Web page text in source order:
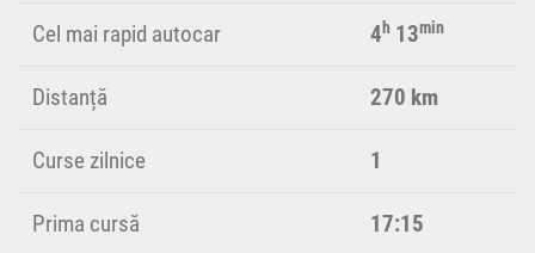
Cel mai rapid autocar 4h 13min
Distanță 270 km
Curse zilnice 1
Prima cursă 17:15